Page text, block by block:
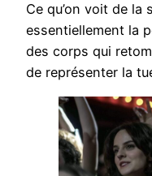
Ce qu’on voit de la
essentiellement la
des corps qui
de représenter la